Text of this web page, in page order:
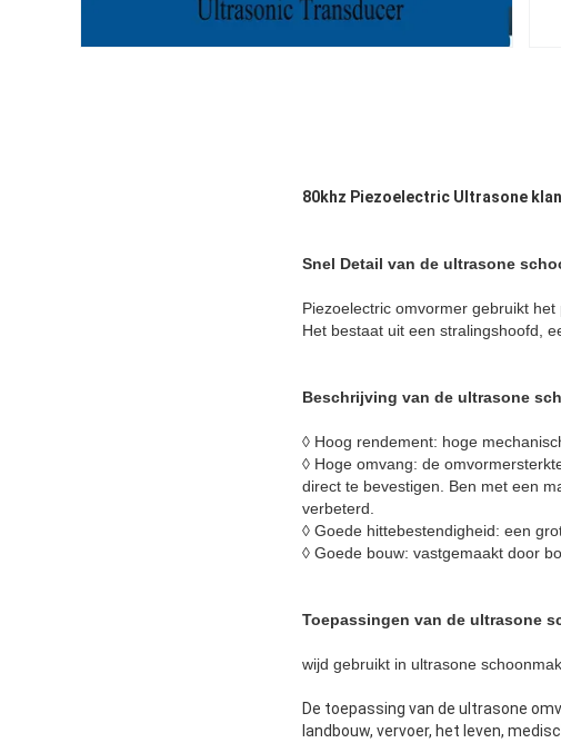
80khz Piezoelectric Ultrasone
Snel Detail van de ultrasone
Piezoelectric omvormer gebruikt
Het bestaat uit een stralingshoofd,
Beschrijving van de ultrasone
◊ Hoog rendement: hoge
◊ Hoge omvang: de
direct te bevestigen. Ben met een
verbeterd.
◊ Goede hittebestendigheid: een
◊ Goede bouw: vastgemaakt door
Toepassingen van de ultrasone
wijd gebruikt in ultrasone
De toepassing van de ultrasone
landbouw, vervoer, het leven,